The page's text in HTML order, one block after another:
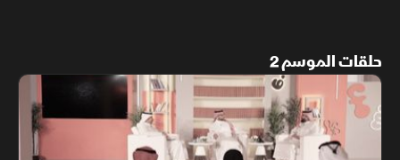
حلقات الموسم 2